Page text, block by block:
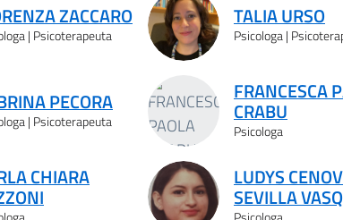
ZACCARO
| Psicoterapeuta
TALIA URSO
Psicologa |
PECORA
| Psicoterapeuta
FRANCESCA
CRABU
Psicologa
CHIARA LUDYS
SEVILLA